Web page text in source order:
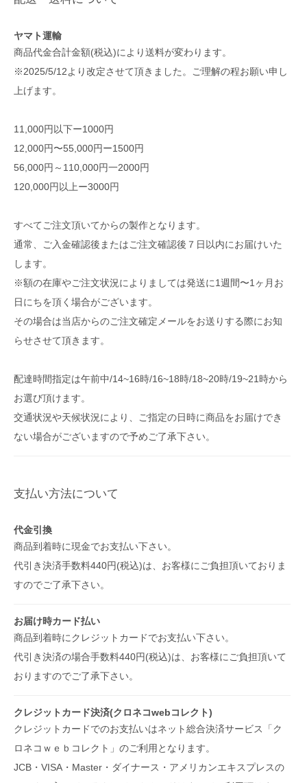
ヤマト運輸
商品代金合計金額(税込)により送料が変わります。
※2025/5/12より改定させて頂きました。ご理解の程お願い申し
上げます。
11,000円以下ー1000円
12,000円〜55,000円ー1500円
56,000円～110,000円一2000円
120,000円以上ー3000円
すべてご注文頂いてからの製作となります。
通常、ご入金確認後またはご注文確認後７日以内にお届けいた
します。
※額の在庫やご注文状況によりましては発送に1週間〜1ヶ月お
日にちを頂く場合がございます。
その場合は当店からのご注文確定メールをお送りする際にお知
らせさせて頂きます。
配達時間指定は午前中/14~16時/16~18時/18~20時/19~21時から
お選び頂けます。
交通状況や天候状況により、ご指定の日時に商品をお届けでき
ない場合がございますので予めご了承下さい。
支払い方法について
代金引換
商品到着時に現金でお支払い下さい。
代引き決済手数料440円(税込)は、お客様にご負担頂いておりま
すのでご了承下さい。
お届け時カード払い
商品到着時にクレジットカードでお支払い下さい。
代引き決済の場合手数料440円(税込)は、お客様にご負担頂いて
おりますのでご了承下さい。
クレジットカード決済(クロネコwebコレクト)
クレジットカードでのお支払いはネット総合決済サービス「ク
ロネコｗｅｂコレクト」のご利用となります。
JCB・VISA・Master・ダイナース・アメリカンエキスプレスの